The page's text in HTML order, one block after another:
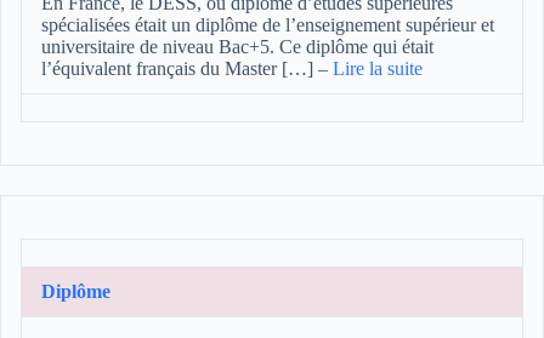
spécialisées était un diplôme de l’enseignement supérieur et
universitaire de niveau Bac+5. Ce diplôme qui était
l’équivalent français du Master […] – Lire la suite
Diplôme